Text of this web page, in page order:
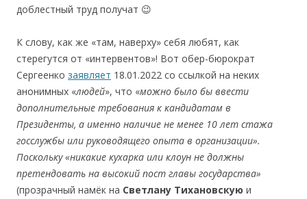
доблестный труд получат 😉
К слову, как же «там, наверху» себя любят, как
стерегутся от «интервентов»! Вот обер-бюрократ
Сергеенко заявляет 18.01.2022 со ссылкой на неких
анонимных «людей», что «можно было бы ввести
дополнительные требования к кандидатам в
Президенты, а именно наличие не менее 10 лет стажа
госслужбы или руководящего опыта в организации».
Поскольку «никакие кухарка или клоун не должны
претендовать на высокий пост главы государства»
(прозрачный намёк на Светлану Тихановскую и